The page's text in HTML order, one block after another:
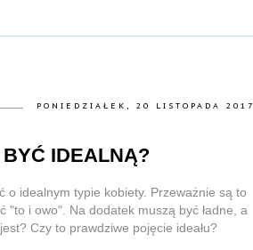
PONIEDZIAŁEK, 20 LISTOPADA 2017
IDEALNĄ?
o idealnym typie kobiety. Przeważnie są to
"to i owo". Na dodatek muszą być ładne, a
Czy to prawdziwe pojęcie ideału?